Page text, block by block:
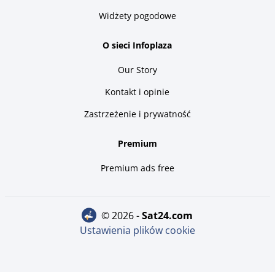
Widżety pogodowe
O sieci Infoplaza
Our Story
Kontakt i opinie
Zastrzeżenie i prywatność
Premium
Premium ads free
© 2026 - sat24.com
Ustawienia plików cookie